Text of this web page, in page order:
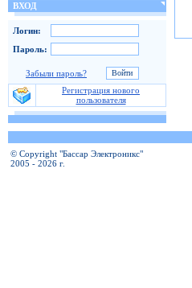
ВХОД
Логин:
Пароль:
Забыли пароль?
Регистрация нового
пользователя
© Copyright "Бассар Электроникс"
2005 - 2026 г.